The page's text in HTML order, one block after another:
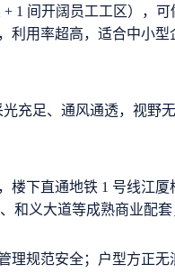
1 间开阔员工工区），
利用率超高，适合中小型
充足、通风通透，视野
楼下直通地铁 1 号线江厦
和义大道等成熟商业配
理规范安全；户型方正无